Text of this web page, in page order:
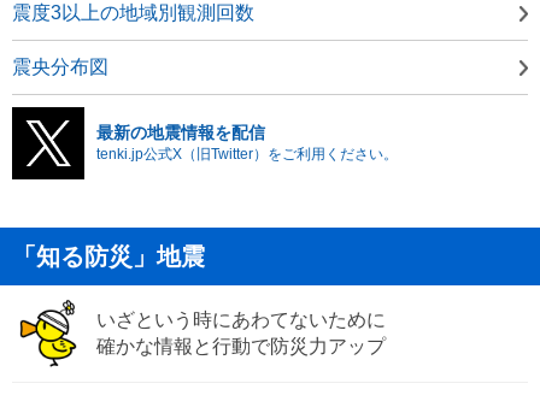
震度3以上の地域別観測回数
震央分布図
最新の地震情報を配信
tenki.jp公式X（旧Twitter）をご利用ください。
「知る防災」地震
いざという時にあわてないために
確かな情報と行動で防災力アップ